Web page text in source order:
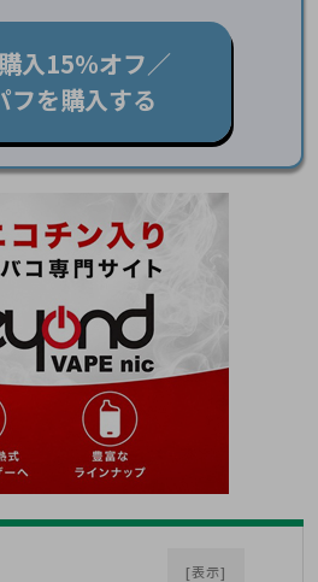
入15％オフ／
フを購入する
[表示]